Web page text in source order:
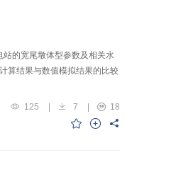
的宽尾墩体型参数及相关水
算结果与数值模拟结果的比较
125 | 7 |
18